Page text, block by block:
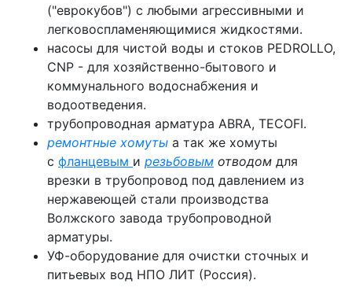
("еврокубов") с любыми агрессивными и
легковоспламеняющимися жидкостями.
насосы для чистой воды и стоков PEDROLLO,
CNP - для хозяйственно-бытового и
коммунального водоснабжения и
водоотведения.
трубопроводная арматура ABRA, TECOFI.
ремонтные хомуты а так же хомуты
с фланцевым и резьбовым отводом для
врезки в трубопровод под давлением из
нержавеющей стали производства
Волжского завода трубопроводной
арматуры.
УФ-оборудование для очистки сточных и
питьевых вод НПО ЛИТ (Россия).